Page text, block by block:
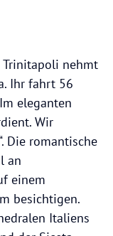
Trinitapoli nehmt
Ihr fahrt 56
eleganten
Wir
Die romantische
an
einem
besichtigen.
Italiens